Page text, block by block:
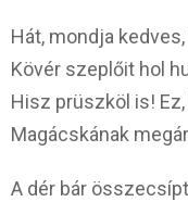
Hát, mondja
Kövér szeplőit hol
Hisz prüszköl is!
Magácskának
A dér bár